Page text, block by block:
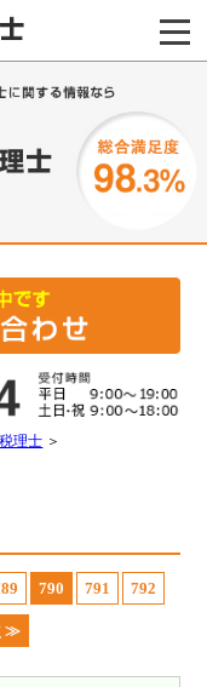
理士 ＞
790 791 792
≫